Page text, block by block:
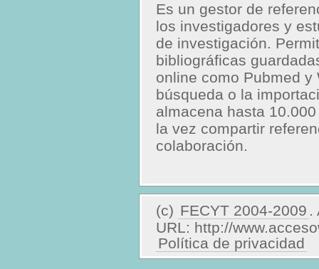
Es un gestor de
los investigadores y
de investigación.
bibliográficas
online como Pubmed
búsqueda o la
almacena hasta
la vez compartir
colaboración.
(c) FECYT 2004-2009 .
URL: http://
Política de privacidad